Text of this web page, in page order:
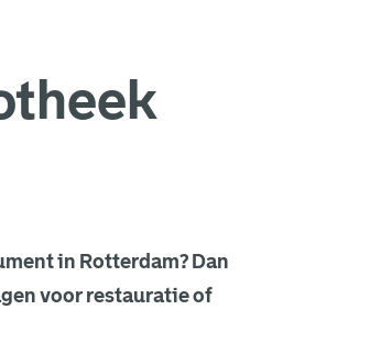
in Rotterdam? Dan
voor restauratie of